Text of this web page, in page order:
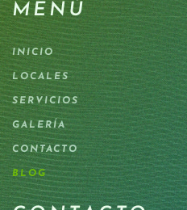
MENÚ
INICIO
LOCALES
SERVICIOS
GALERÍA
CONTACTO
BLOG